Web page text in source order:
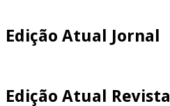
Edição Atual Jornal
Edição Atual Revista